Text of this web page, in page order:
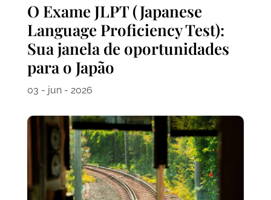
O Exame JLPT (Japanese
Language Proficiency Test):
Sua janela de oportunidades
para o Japão
03 - jun - 2026